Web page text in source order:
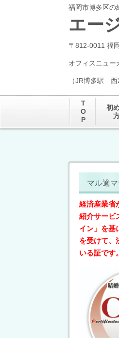
福岡市博多区の
エー
〒812-0011 福
オフィスニュ
（JR博多駅 西
T
O
P
初
マル適
経済産業省
紹介サービ
イン」を基
を受けて、
いる証です。